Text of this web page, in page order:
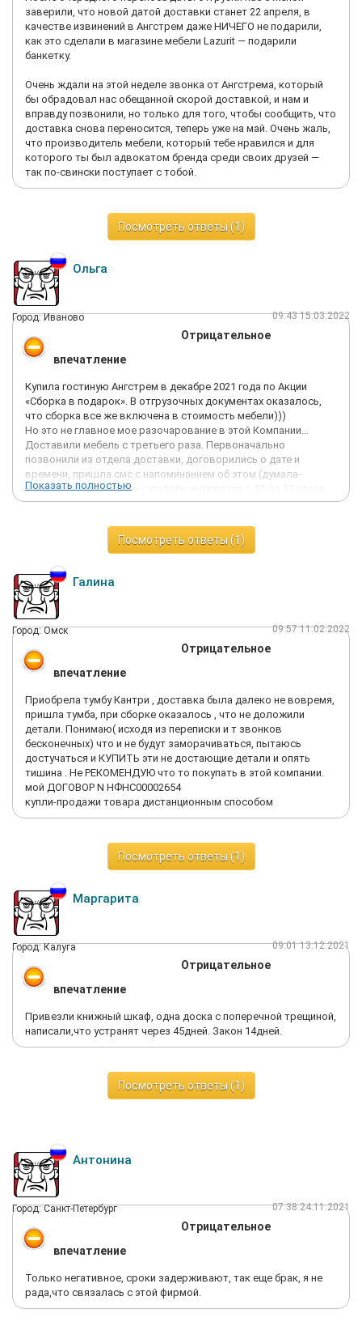
течении 45 суток. При том что мы уже ждали мебель более 2-х
месяцев. Я стал искать выходы и нашел компанию которая
согласилась исправить их недочет за 3000руьлей в течении 2
дней. Мною был предложен вариант компенсации затрат. На
это я получил отказ и мне пообещали что в ближайшее время
уже 3 недели, я исправил все за свой счет но специалист так
и не позвонил.
Единственный положительный момент это менеджер с
которым мы работали. очень душевно подошел, жаль
только что уволился перед получением заказа.
заверили, что новой датой доставки станет 22 апреля, в
качестве извинений в Ангстрем даже НИЧЕГО не подарили,
как это сделали в магазине мебели Lazurit — подарили
банкетку.
Очень ждали на этой неделе звонка от Ангстрема, который
бы обрадовал нас обещанной скорой доставкой, и нам и
вправду позвонили, но только для того, чтобы сообщить, что
доставка снова переносится, теперь уже на май. Очень жаль,
что производитель мебели, который тебе нравился и для
которого ты был адвокатом бренда среди своих друзей —
так по-свински поступает с тобой.
Посмотреть ответы (1)
Ольга
Город: Иваново 09:43 15.03.2022
Отрицательное
впечатление
Купила гостиную Ангстрем в декабре 2021 года по Акции
«Сборка в подарок». В отгрузочных документах оказалось,
что сборка все же включена в стоимость мебели)))
Но это не главное мое разочарование в этой Компании…
Доставили мебель с третьего раза. Первоначально
позвонили из отдела доставки, договорились о дате и
времени, пришла смс с напоминанием об этом (думала-
круто!). Я отпросилась с работы и ожидала с 12 до 23 часов,
но не привезли… Со второй попытки доставили, но при
комплектации гостиной. Резюмирую: ПОРВАН НАТЯЖНОЙ
ПОТОЛОК в комнате, мебель стоит в недособранном виде.
приложила фото- ожидала месяц, ответа не последовало.
Затем Претензию направила в центральный офис, ожидаю
третий месяц хоть какой-то реакции руководства Ангстрем,
но ни звонка, ни ответа ….
Написала отзыв на сайте Ангстрем, но его не опубликовали
(!).
Если бы я в декабре знала, что останусь «у разбитого
корыта», то однозначно бы не связалась с Компанией
Ангстрем.
Показать полностью
Посмотреть ответы (1)
Галина
Город: Омск 09:57 11.02.2022
Отрицательное
впечатление
Приобрела тумбу Кантри , доставка была далеко не вовремя,
пришла тумба, при сборке оказалось , что не доложили
детали. Понимаю( исходя из переписки и т звонков
бесконечных) что и не будут заморачиваться, пытаюсь
достучаться и КУПИТЬ эти не достающие детали и опять
тишина . Не РЕКОМЕНДУЮ что то покупать в этой компании.
мой ДОГОВОР N НФНС00002654
купли-продажи товара дистанционным способом
Посмотреть ответы (1)
Маргарита
Город: Калуга 09:01 13.12.2021
Отрицательное
впечатление
Привезли книжный шкаф, одна доска с поперечной трещиной,
написали,что устранят через 45дней. Закон 14дней.
Посмотреть ответы (1)
Антонина
Город: Санкт-Петербург 07:38 24.11.2021
Отрицательное
впечатление
Только негативное, сроки задерживают, так еще брак, я не
рада,что связалась с этой фирмой.